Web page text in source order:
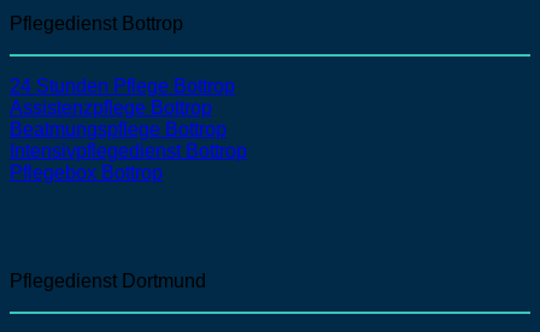
Pflegedienst Bottrop
24 Stunden Pflege Bottrop
Assistenzpflege Bottrop
Beatmungspflege Bottrop
Intensivpflegedienst Bottrop
Pflegebox Bottrop
Pflegedienst Dortmund